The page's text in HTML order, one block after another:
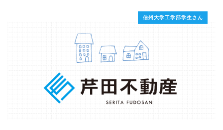
信州大学工学部学生さん